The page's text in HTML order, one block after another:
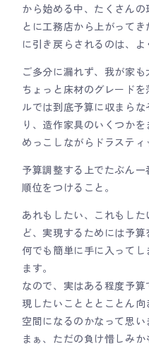
から始める中、たくさん
とに工務店から上がって
に引き戻らされるのは、よ
ご多分に漏れず、我が家も
ちょっと床材のグレード
ルでは到底予算に収まら
り、造作家具のいくつか
めっこしながらドラスティ
予算調整する上でたぶん
順位をつけること。
あれもしたい、これもし
ど、実現するためには予
何でも簡単に手に入って
ます。
なので、実はある程度予
現したいことととことん
空間になるのかなって思い
まぁ、ただの負け惜しみ